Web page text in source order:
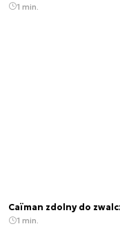
1 min.
Caïman zdolny do
1 min.